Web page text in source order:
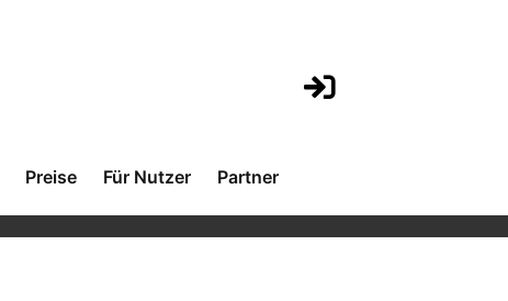
Preise Für Nutzer Partner